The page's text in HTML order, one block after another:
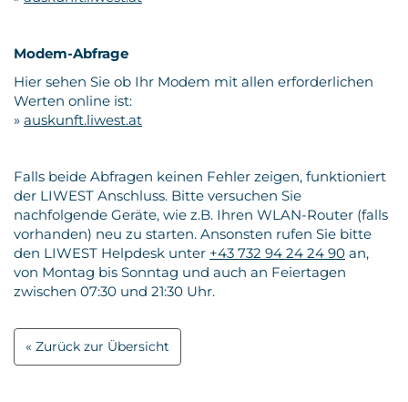
Modem-Abfrage
Hier sehen Sie ob Ihr Modem mit allen erforderlichen
Werten online ist:
» auskunft.liwest.at
Falls beide Abfragen keinen Fehler zeigen, funktioniert
der LIWEST Anschluss. Bitte versuchen Sie
nachfolgende Geräte, wie z.B. Ihren WLAN-Router (falls
vorhanden) neu zu starten. Ansonsten rufen Sie bitte
den LIWEST Helpdesk unter +43 732 94 24 24 90 an,
von Montag bis Sonntag und auch an Feiertagen
zwischen 07:30 und 21:30 Uhr.
Zurück zur Übersicht